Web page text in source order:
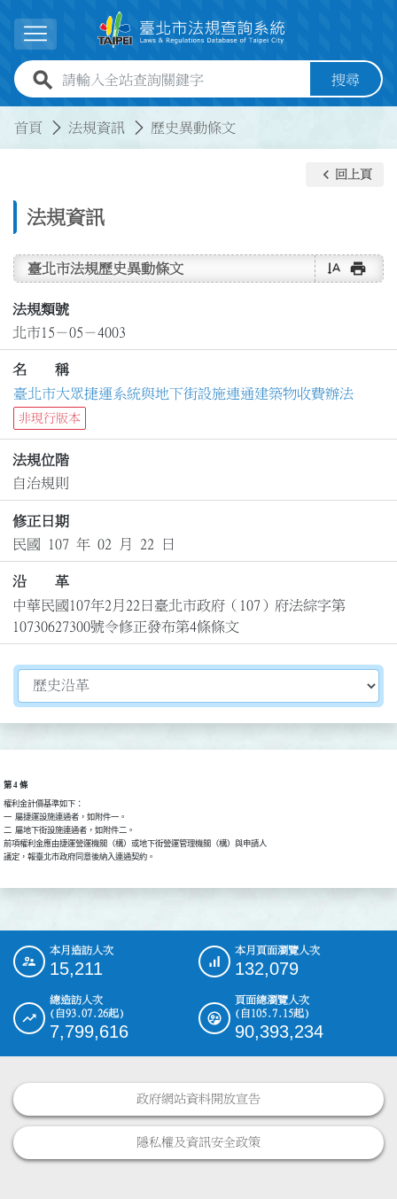
展開選單
全站查詢關鍵字欄位 搜尋
首頁 法規資訊 歷史異動條文
法規資訊
keyboard_arrow_left 回上頁
臺北市法規歷史異動條文 text_rotate_vertical print
法規類號
北市15－05－4003
名 稱
臺北市大眾捷運系統與地下街設施連通建築物收費辦法
非現行版本
法規位階
自治規則
修正日期
民國 107 年 02 月 22 日
沿 革
中華民國107年2月22日臺北市政府（107）府法綜字第
10730627300號令修正發布第4條條文
切換選擇法規資訊內容
第 4 條
權利金計價基準如下：
一  屬捷運設施連通者，如附件一。
二  屬地下街設施連通者，如附件二。
前項權利金應由捷運營運機關（構）或地下街營運管理機關（構）與申請人
議定，報臺北市政府同意後納入連通契約。
::: 本月造訪人次
15,211
本月頁面瀏覽人次
132,079
總造訪人次
(自93.07.26起)
7,799,616
頁面總瀏覽人次
(自105.7.15起)
90,393,234
政府網站資料開放宣告
隱私權及資訊安全政策